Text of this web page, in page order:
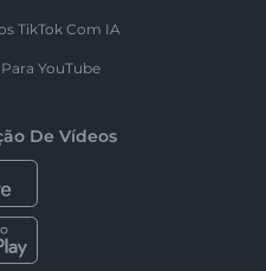
TikTok Com IA
YouTube
De Vídeos